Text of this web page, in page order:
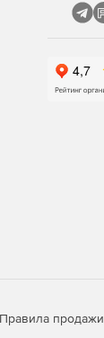
Правила продажи